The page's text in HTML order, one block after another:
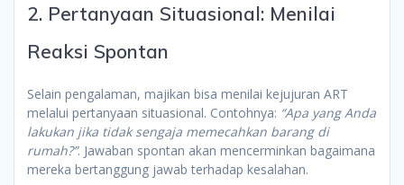
2. Pertanyaan Situasional: Menilai
Reaksi Spontan
Selain pengalaman, majikan bisa menilai kejujuran ART
melalui pertanyaan situasional. Contohnya: “Apa yang Anda
lakukan jika tidak sengaja memecahkan barang di
rumah?”. Jawaban spontan akan mencerminkan bagaimana
mereka bertanggung jawab terhadap kesalahan.